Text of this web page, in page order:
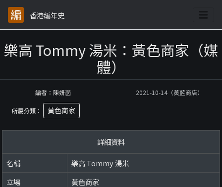
香港編年史
樂高 Tommy 湯米：黃色商家（媒
體）
編者：陳妍茵 2021-10-14（黃藍商店）
所屬分類： 黃色商家
詳細資料
名稱
樂高 Tommy 湯米
立場
黃色商家